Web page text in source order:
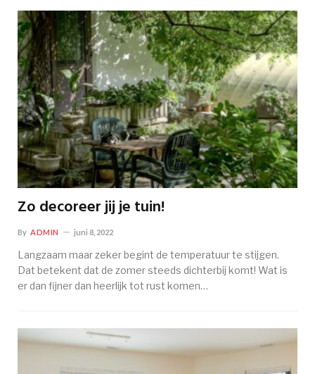
Zo decoreer jij je tuin!
By ADMIN juni 8, 2022
Langzaam maar zeker begint de temperatuur te stijgen.
Dat betekent dat de zomer steeds dichterbij komt! Wat is
er dan fijner dan heerlijk tot rust komen…